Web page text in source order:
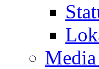
Media